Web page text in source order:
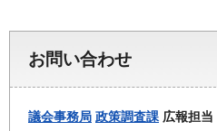
お問い合わせ
議会事務局 政策調査課 広報担当